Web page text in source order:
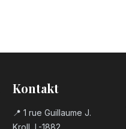
Kontakt
📍 1 rue Guillaume J.